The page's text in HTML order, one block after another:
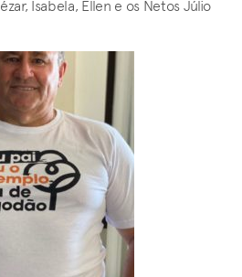
Isabela, Ellen e os Netos Júlio